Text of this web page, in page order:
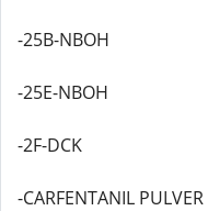
-25B-NBOH
-25E-NBOH
-2F-DCK
-CARFENTANIL PULVER